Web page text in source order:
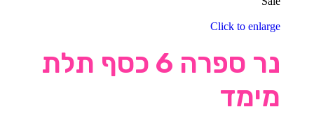
Click to enlarge
נר ספרה 6 כסף תלת
מימד